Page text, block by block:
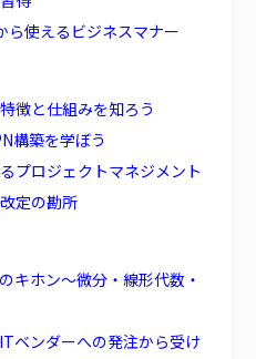
ら使えるビジネスマナー
徴と仕組みを知ろう
構築を学ぼう
プロジェクトマネジメント
定の勘所
キホン～微分・線形代数・
ベンダーへの発注から受け